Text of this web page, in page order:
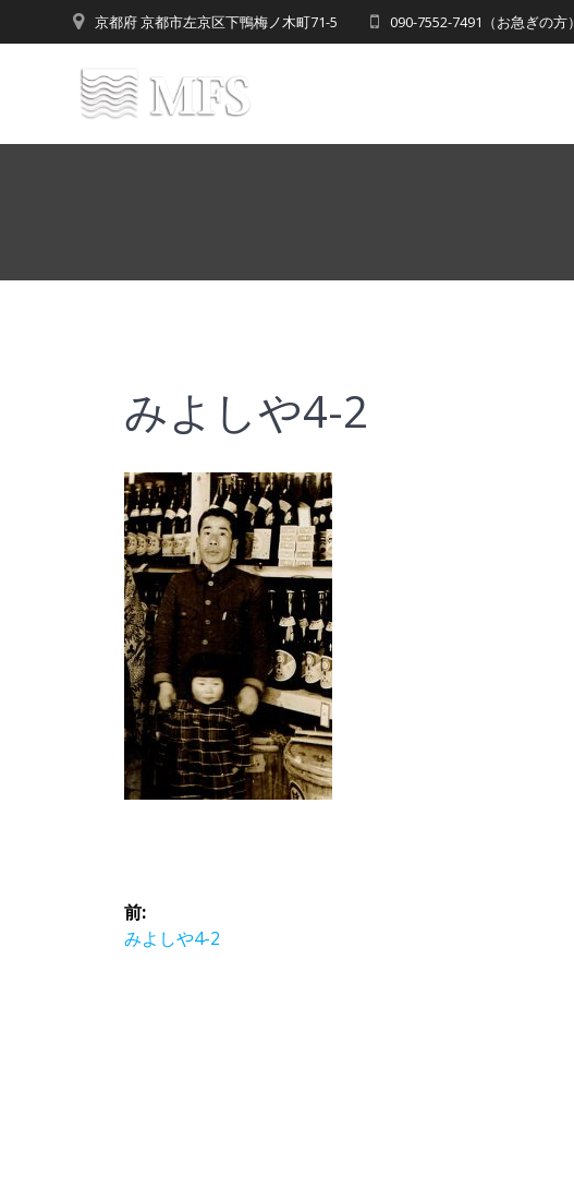
to
京都府 京都市左京区下鴨梅ノ木町71-5 090-7552-7491（お急ぎの方）
みよしや4-2
投
稿
前:
前
みよしや4-2